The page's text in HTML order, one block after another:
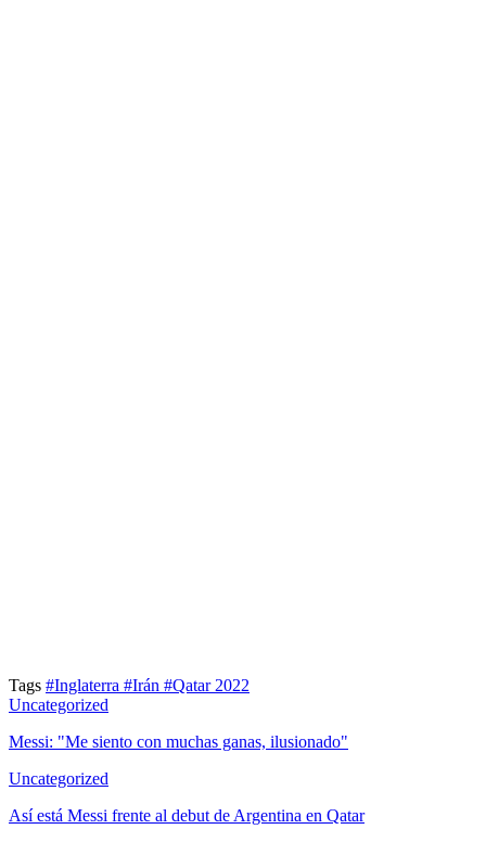
Tags #Inglaterra #Irán #Qatar 2022
Uncategorized
Messi: "Me siento con muchas ganas, ilusionado"
Uncategorized
Así está Messi frente al debut de Argentina en Qatar